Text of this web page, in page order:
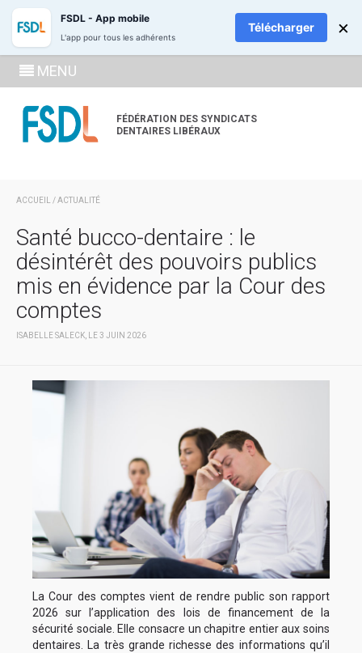
FÉDÉRATION DES SYNDICATS
DENTAIRES LIBÉRAUX
ADHÉREZ
MENU
ACCUEIL /ACTUALITÉ
Santé bucco-dentaire : le
désintérêt des pouvoirs publics
mis en évidence par la Cour des
comptes
ISABELLE SALECK, LE 3 JUIN 2026
La Cour des comptes vient de rendre public son rapport
2026 sur l’application des lois de financement de la
sécurité sociale. Elle consacre un chapitre entier aux soins
dentaires. La très grande richesse des informations qu’il
FSDL - App mobile
L'app pour tous les adhérents
Télécharger ×